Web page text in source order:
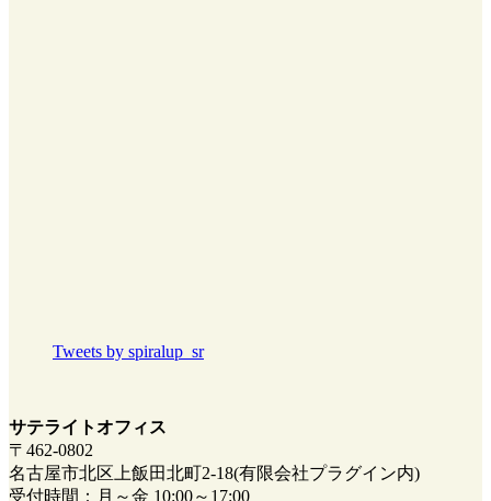
Tweets by spiralup_sr
サテライトオフィス
〒462-0802
名古屋市北区上飯田北町2-18(有限会社プラグイン内)
受付時間：月～金 10:00～17:00